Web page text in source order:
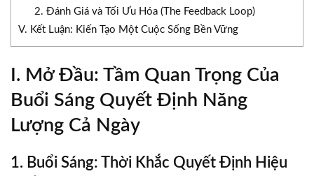
2. Đánh Giá và Tối Ưu Hóa (The Feedback Loop)
V. Kết Luận: Kiến Tạo Một Cuộc Sống Bền Vững
I. Mở Đầu: Tầm Quan Trọng Của
Buổi Sáng Quyết Định Năng
Lượng Cả Ngày
1. Buổi Sáng: Thời Khắc Quyết Định Hiệu